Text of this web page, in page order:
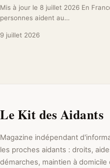
Mis à jour le 8 juillet 2026 En
personnes aident au…
9 juillet 2026
Le Kit des Aidants
Magazine indépendant
les proches aidants : droits,
démarches, maintien à domicile